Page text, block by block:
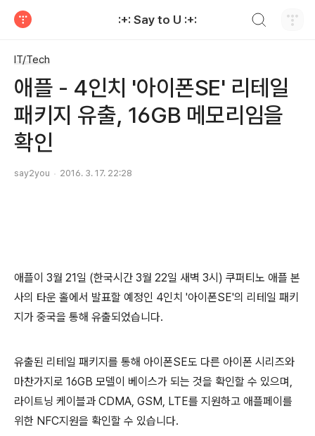
:+: Say to U :+:
IT/Tech
애플 - 4인치 '아이폰SE' 리테일
패키지 유출, 16GB 메모리임을
확인
say2you 2016. 3. 17. 22:28
애플이 3월 21일 (한국시간 3월 22일 새벽 3시) 쿠퍼티노 애플 본
사의 타운 홀에서 발표할 예정인 4인치 '아이폰SE'의 리테일 패키
지가 중국을 통해 유출되었습니다.
유출된 리테일 패키지를 통해 아이폰SE도 다른 아이폰 시리즈와
마찬가지로 16GB 모델이 베이스가 되는 것을 확인할 수 있으며,
라이트닝 케이블과 CDMA, GSM, LTE를 지원하고 애플페이를
위한 NFC지원을 확인할 수 있습니다.